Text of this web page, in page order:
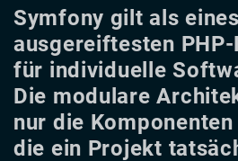
Symfony gilt als
ausgereiftesten
für individuelle
Die modulare
nur die
die ein Projekt